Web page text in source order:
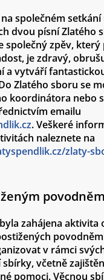
společném setkání
dvou písní Zlatého
společný zpěv, který
je zdravý,
a vytváří
Zlatého sboru se
koordinátora nebo
emailu
. Veškeré
naleznete na
zlaty-
zahájena aktivita
v rámci
včetně
pomoci. Věcnou